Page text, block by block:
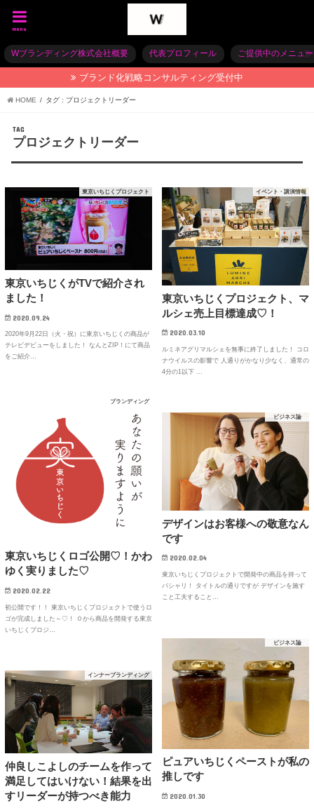
menu
Wブランディング株式会社概要 代表プロフィール ご提供中のメニュー
ブランド化戦略コンサルティング受付中
HOME タグ : プロジェクトリーダー
TAG
プロジェクトリーダー
東京いちじくプロジェクト
東京いちじくがTVで紹介され
ました！
2020.09.24
2020年9月22日（火・祝）に東京いちじくの商品が
テレビデビューをしました！ なんとZIP！にて商品
をご紹介…
イベント・講演情報
東京いちじくプロジェクト、マ
ルシェ売上目標達成♡！
2020.03.10
ルミネアグリマルシェを無事に終了しました！ コロ
ナウイルスの影響で 人通りがかなり少なく、通常の
4分の1以下 …
ブランディング
東京いちじくロゴ公開♡！かわ
ゆく実りました♡
2020.02.22
初公開です！！ 東京いちじくプロジェクトで使うロ
ゴが完成しました～♡！ ０から商品を開発する東京
いちじくプロジ…
ビジネス論
デザインはお客様への敬意なん
です
2020.02.04
東京いちじくプロジェクトで開発中の商品を持って
パシャリ！ タイトルの通りですが デザインを施す
こと工夫すること…
ビジネス論
ピュアいちじくペーストが私の
推しです
2020.01.30
インナーブランディング
仲良しこよしのチームを作って
満足してはいけない！結果を出
すリーダーが持つべき能力